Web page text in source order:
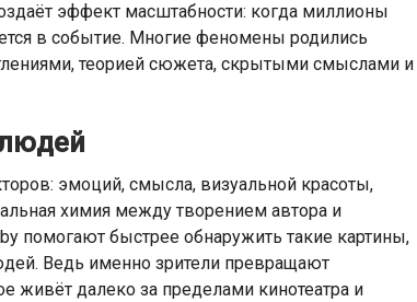
эффект масштабности: когда миллионы
в событие. Многие феномены родились
теорией сюжета, скрытыми смыслами и
эмоций, смысла, визуальной красоты,
химия между творением автора и
помогают быстрее обнаружить такие картины,
Ведь именно зрители превращают
живёт далеко за пределами кинотеатра и